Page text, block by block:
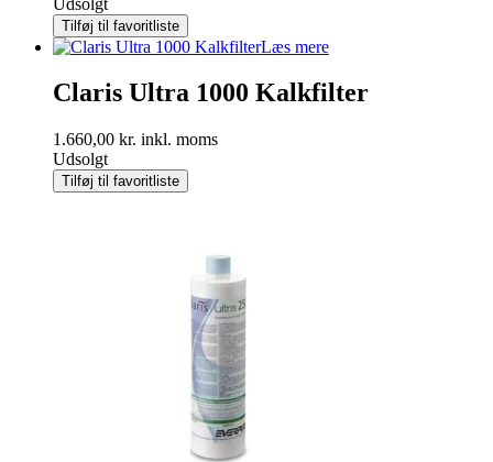
Tilføj til favoritliste
Læs mere
Claris Ultra 1000 Kalkfilter
1.660,00 kr. inkl. moms
Udsolgt
Tilføj til favoritliste